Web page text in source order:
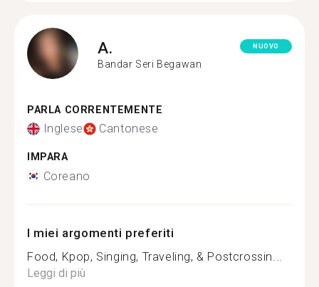
A.
Bandar Seri Begawan
NUOVO
PARLA CORRENTEMENTE
Inglese Cantonese
IMPARA
Coreano
I miei argomenti preferiti
Food, Kpop, Singing, Traveling, & Postcrossin...
Leggi di più